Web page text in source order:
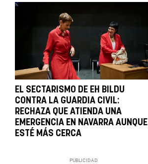
EL SECTARISMO DE EH BILDU
CONTRA LA GUARDIA CIVIL:
RECHAZA QUE ATIENDA UNA
EMERGENCIA EN NAVARRA AUNQUE
ESTÉ MÁS CERCA